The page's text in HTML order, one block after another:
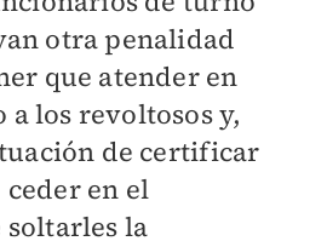
otra penalidad
que atender en
a los revoltosos y,
de certificar
en el
soltarles la